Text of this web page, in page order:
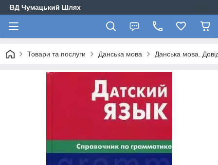
ВД Чумацький Шлях
Товари та послуги Данська мова Данська мова.